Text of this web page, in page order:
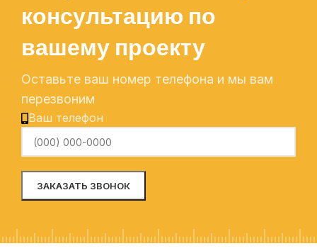
консультацию по
вашему проекту
Оставьте ваш номер телефона и мы вам
перезвоним
Ваш телефон